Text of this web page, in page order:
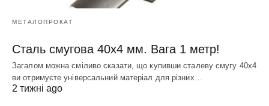
МЕТАЛОПРОКАТ
Сталь смугова 40х4 мм. Вага 1 метр!
Загалом можна сміливо сказати, що купивши сталеву смугу 40х4
ви отримуєте універсальний матеріал для різних…
2 тижні ago